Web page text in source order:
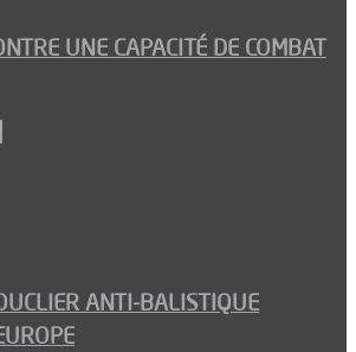
UNE CAPACITÉ DE COMBAT
ANTI-BALISTIQUE